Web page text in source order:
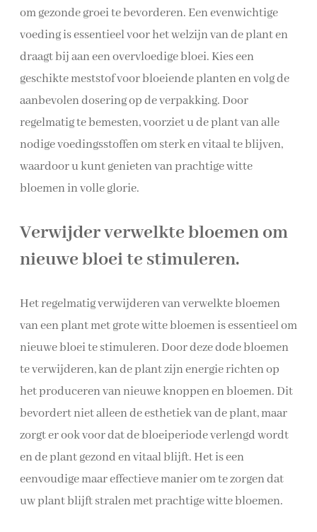
om gezonde groei te bevorderen. Een evenwichtige
voeding is essentieel voor het welzijn van de plant en
draagt bij aan een overvloedige bloei. Kies een
geschikte meststof voor bloeiende planten en volg de
aanbevolen dosering op de verpakking. Door
regelmatig te bemesten, voorziet u de plant van alle
nodige voedingsstoffen om sterk en vitaal te blijven,
waardoor u kunt genieten van prachtige witte
bloemen in volle glorie.
Verwijder verwelkte bloemen om
nieuwe bloei te stimuleren.
Het regelmatig verwijderen van verwelkte bloemen
van een plant met grote witte bloemen is essentieel om
nieuwe bloei te stimuleren. Door deze dode bloemen
te verwijderen, kan de plant zijn energie richten op
het produceren van nieuwe knoppen en bloemen. Dit
bevordert niet alleen de esthetiek van de plant, maar
zorgt er ook voor dat de bloeiperiode verlengd wordt
en de plant gezond en vitaal blijft. Het is een
eenvoudige maar effectieve manier om te zorgen dat
uw plant blijft stralen met prachtige witte bloemen.